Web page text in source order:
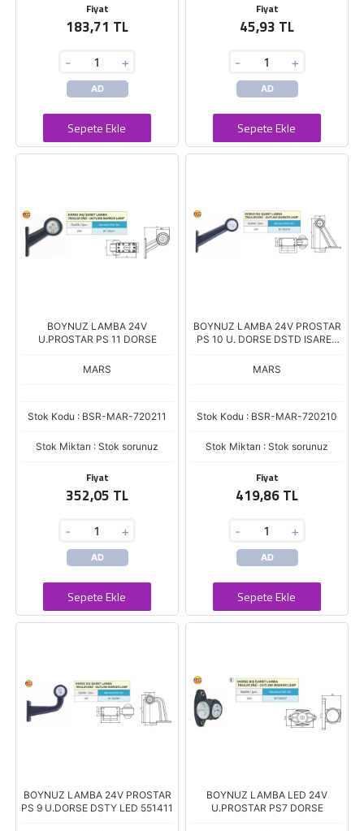
Fiyat
183,71 TL
- +
AD
Sepete Ekle
Fiyat
45,93 TL
- +
AD
Sepete Ekle
BOYNUZ LAMBA 24V
U.PROSTAR PS 11 DORSE
MARS
Stok Kodu : BSR-MAR-720211
Stok Miktarı : Stok sorunuz
Fiyat
352,05 TL
- +
AD
Sepete Ekle
BOYNUZ LAMBA 24V PROSTAR
PS 10 U. DORSE DSTD ISARET
MARS
Stok Kodu : BSR-MAR-720210
Stok Miktarı : Stok sorunuz
Fiyat
419,86 TL
- +
AD
Sepete Ekle
BOYNUZ LAMBA 24V PROSTAR
PS 9 U.DORSE DSTY LED 551411
BOYNUZ LAMBA LED 24V
U.PROSTAR PS7 DORSE